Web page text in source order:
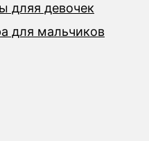
дляя девочек
для мальчиков